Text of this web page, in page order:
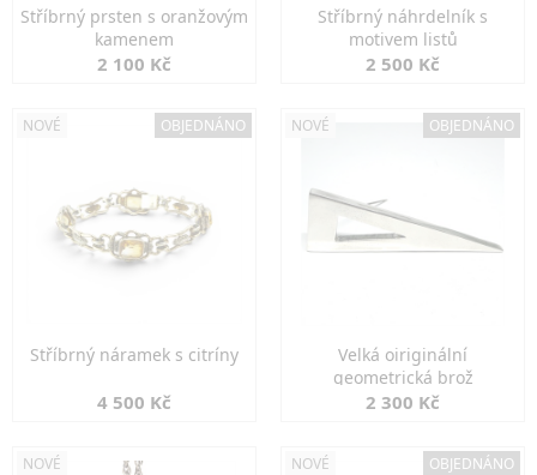
Stříbrný prsten s oranžovým
kamenem
2 100 Kč
Stříbrný náhrdelník s
motivem listů
2 500 Kč
NOVÉ OBJEDNÁNO
Stříbrný náramek s citríny
4 500 Kč
NOVÉ OBJEDNÁNO
Velká oiriginální
geometrická brož
2 300 Kč
NOVÉ NOVÉ OBJEDNÁNO